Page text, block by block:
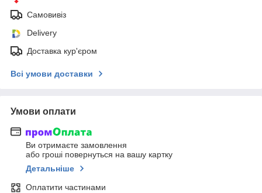
Самовивіз
Delivery
Доставка кур'єром
Всі умови доставки
Умови оплати
Ви отримаєте замовлення
або гроші повернуться на вашу картку
Детальніше
Оплатити частинами